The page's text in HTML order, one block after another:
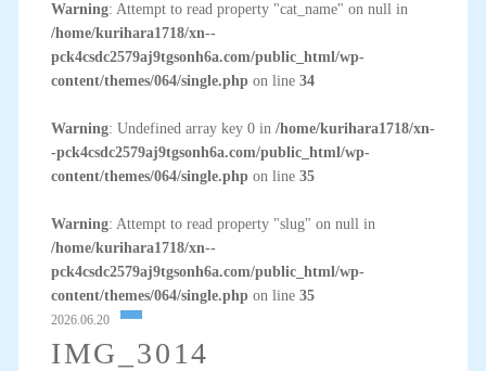
Warning: Attempt to read property "cat_name" on null in
/home/kurihara1718/xn--
pck4csdc2579aj9tgsonh6a.com/public_html/wp-
content/themes/064/single.phpon line 34
Warning: Undefined array key 0 in /home/kurihara1718/xn-
-pck4csdc2579aj9tgsonh6a.com/public_html/wp-
content/themes/064/single.phpon line 35
Warning: Attempt to read property "slug" on null in
/home/kurihara1718/xn--
pck4csdc2579aj9tgsonh6a.com/public_html/wp-
content/themes/064/single.phpon line 35
2026.06.20
IMG_3014